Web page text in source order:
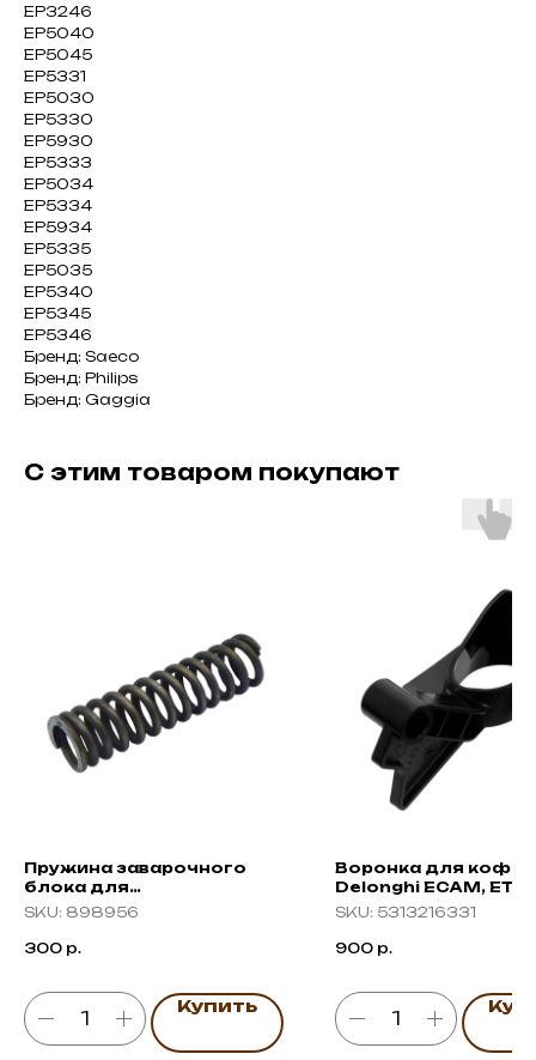
EP3246
EP5040
EP5045
EP5331
EP5030
EP5330
EP5930
EP5333
EP5034
EP5334
EP5934
EP5335
EP5035
EP5340
EP5345
EP5346
Бренд: Saeco
Бренд: Philips
Бренд: Gaggia
С этим товаром покупают
Пружина заварочного
блока для
Bosch/Siemens, 22025505
SKU: 898956
300 р.
Купить
Воронка для
Delonghi ECAM,
SKU: 5313216331
900 р.